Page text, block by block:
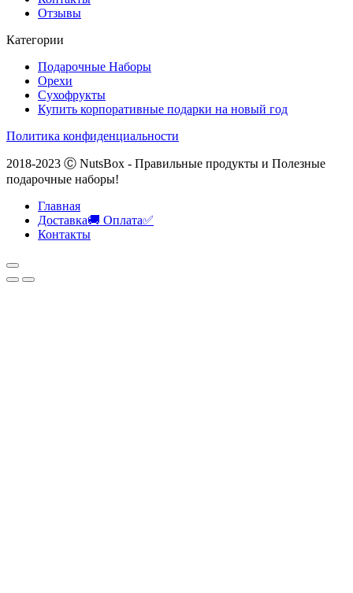
Отзывы
Категории
Подарочные Наборы
Орехи
Сухофрукты
Купить корпоративные подарки на новый год
Политика конфиденциальности
2018-2023 Ⓒ NutsBox - Правильные продукты и Полезные
подарочные наборы!
Главная
Доставка🚚 Оплата✅
Контакты